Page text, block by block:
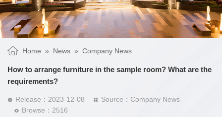
Home » News » Company News
How to arrange furniture in the sample room? What are the
requirements?
 Release：2023-12-08  Source：Company News
 Browse：2516